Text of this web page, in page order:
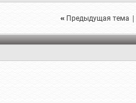
« Предыдущая тема |